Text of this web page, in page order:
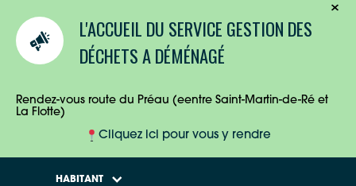
L'ACCUEIL DU SERVICE GESTION DES
DÉCHETS A DÉMÉNAGÉ
Rendez-vous route du Préau (eentre Saint-Martin-de-Ré et
La Flotte)
Cliquez ici pour vous y rendre
HABITANT
ENTREPRISES